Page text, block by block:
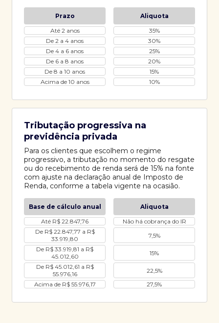
Prazo
Aliquota
Até 2 anos
35%
De 2 a 4 anos
30%
De 4 a 6 anos
25%
De 6 a 8 anos
20%
De 8 a 10 anos
15%
Acima de 10 anos
10%
Tributação progressiva na
previdência privada
Para os clientes que escolhem o regime
progressivo, a tributação no momento do resgate
ou do recebimento de renda será de 15% na fonte
com ajuste na declaração anual de Imposto de
Renda, conforme a tabela vigente na ocasião.
Base de cálculo anual
Aliquota
Até R$ 22.847,76
Não há cobrança do IR
De R$ 22.847,77 a R$
33.919,80
7,5%
De R$ 33.919,81 a R$
45.012,60
15%
De R$ 45.012,61 a R$
55.976,16
22,5%
Acima de R$ 55.976,17
27,5%